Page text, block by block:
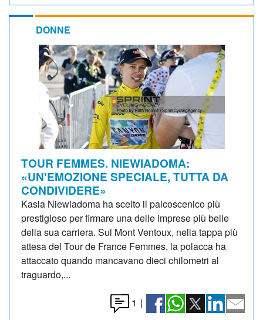
DONNE
TOUR FEMMES. NIEWIADOMA:
«UN'EMOZIONE SPECIALE, TUTTA DA
CONDIVIDERE»
Kasia Niewiadoma ha scelto il palcoscenico più
prestigioso per firmare una delle imprese più belle
della sua carriera. Sul Mont Ventoux, nella tappa più
attesa del Tour de France Femmes, la polacca ha
attaccato quando mancavano dieci chilometri al
traguardo,...
1 |